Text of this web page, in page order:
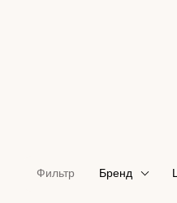
Фильтр Бренд